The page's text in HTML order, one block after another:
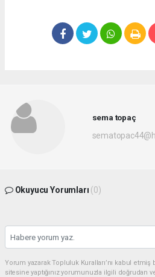
sema topaç
Okuyucu Yorumları (0)
Yorum yazarak Topluluk Kuralları’nı kabul
sitesine yaptığınız yorumunuzla ilgili doğrudan